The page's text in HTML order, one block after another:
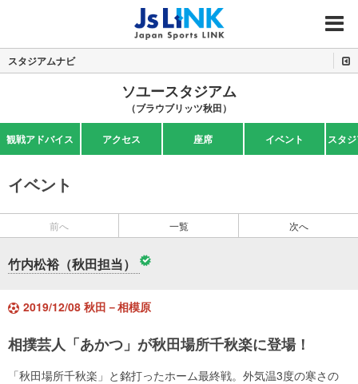
MENU
スタジアムナビ
ソユースタジアム
（ブラウブリッツ秋田）
観戦アドバイス アクセス 座席 イベント スタ
イベント
前へ 一覧 次へ
竹内松裕（秋田担当）
2019/12/08 秋田－相模原
相撲芸人「あかつ」が秋田場所千秋楽に登場！
「秋田場所千秋楽」と銘打ったホーム最終戦。外気温3度の寒さの